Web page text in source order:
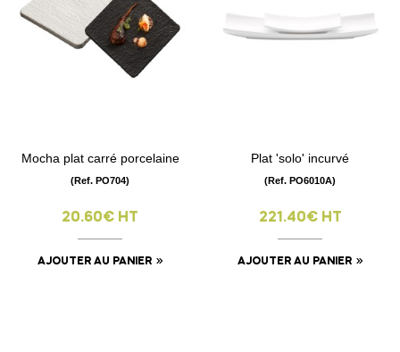
Mocha plat carré porcelaine
(Ref. PO704)
20.60€ HT
AJOUTER AU PANIER
Plat 'solo' incurvé
(Ref. PO6010A)
221.40€ HT
AJOUTER AU PANIER